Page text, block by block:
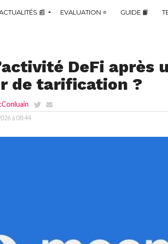
📰 EVALUATION ⭐ GUIDE 📙
DeFi après
de tarification ?
à 08:44